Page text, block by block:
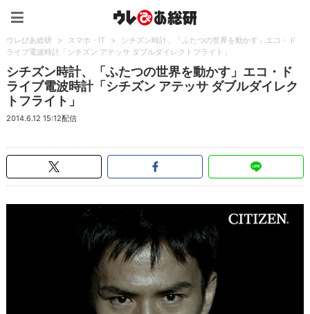
ウレぴあ総研 > スマホ・IT >
シチズン時計、「ふたつの世界を動かす」エコ・ド
ライブ電波時計「シチズン アテッサ ダブルダイレクトフライト」
シチズン時計、「ふたつの世界を動かす」エコ・ド
ライブ電波時計「シチズン アテッサ ダブルダイレク
トフライト」
2014.6.12 15:12配信